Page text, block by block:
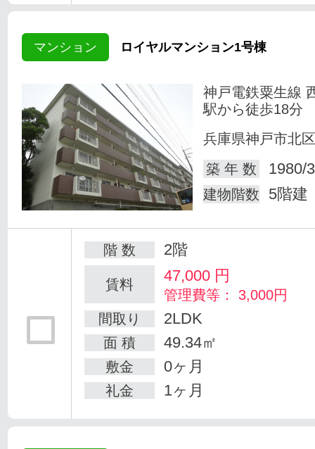
マンション ロイヤルマンション1号棟
神戸電鉄粟生線
駅から徒歩18分
兵庫県神戸市北
築 年 数
1980/
建物階数 5階建
階 数 2階
賃料 47,000 円
管理費等： 3,000円
間取り
2LDK
面 積 49.34㎡
敷金 0ヶ月
礼金 1ヶ月